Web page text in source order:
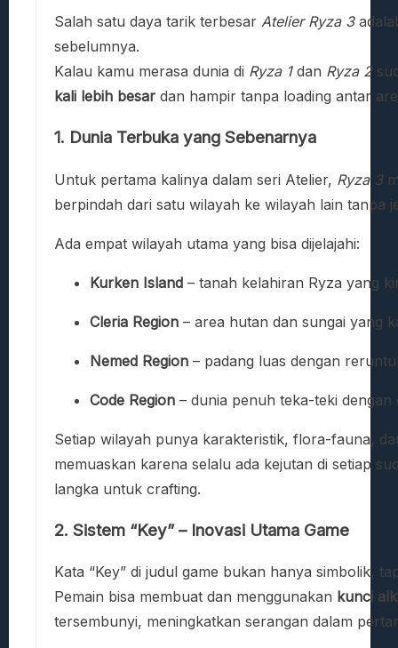
Salah satu daya tarik terbesar Atelier Ryza 3
sebelumnya.
Kalau kamu merasa dunia di Ryza 1dan Ryza 2
kali lebih besar dan hampir tanpa loading antar
1. Dunia Terbuka yang Sebenarnya
Untuk pertama kalinya dalam seri Atelier, Ryza 3
berpindah dari satu wilayah ke wilayah lain tanpa
Ada empat wilayah utama yang bisa dijelajahi:
Kurken Island – tanah kelahiran Ryza yang
Cleria Region – area hutan dan sungai yang
Nemed Region – padang luas dengan
Code Region – dunia penuh teka-teki
Setiap wilayah punya karakteristik, flora-fauna,
memuaskan karena selalu ada kejutan di setiap
langka untuk crafting.
2. Sistem “Key” – Inovasi Utama Game
Kata “Key” di judul game bukan hanya simbolik,
Pemain bisa membuat dan menggunakan kunci
tersembunyi, meningkatkan serangan dalam